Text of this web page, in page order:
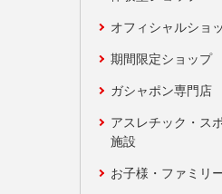
オフィシャルショ
期間限定ショップ
ガシャポン専門店
アスレチック・ス
施設
お子様・ファミリ